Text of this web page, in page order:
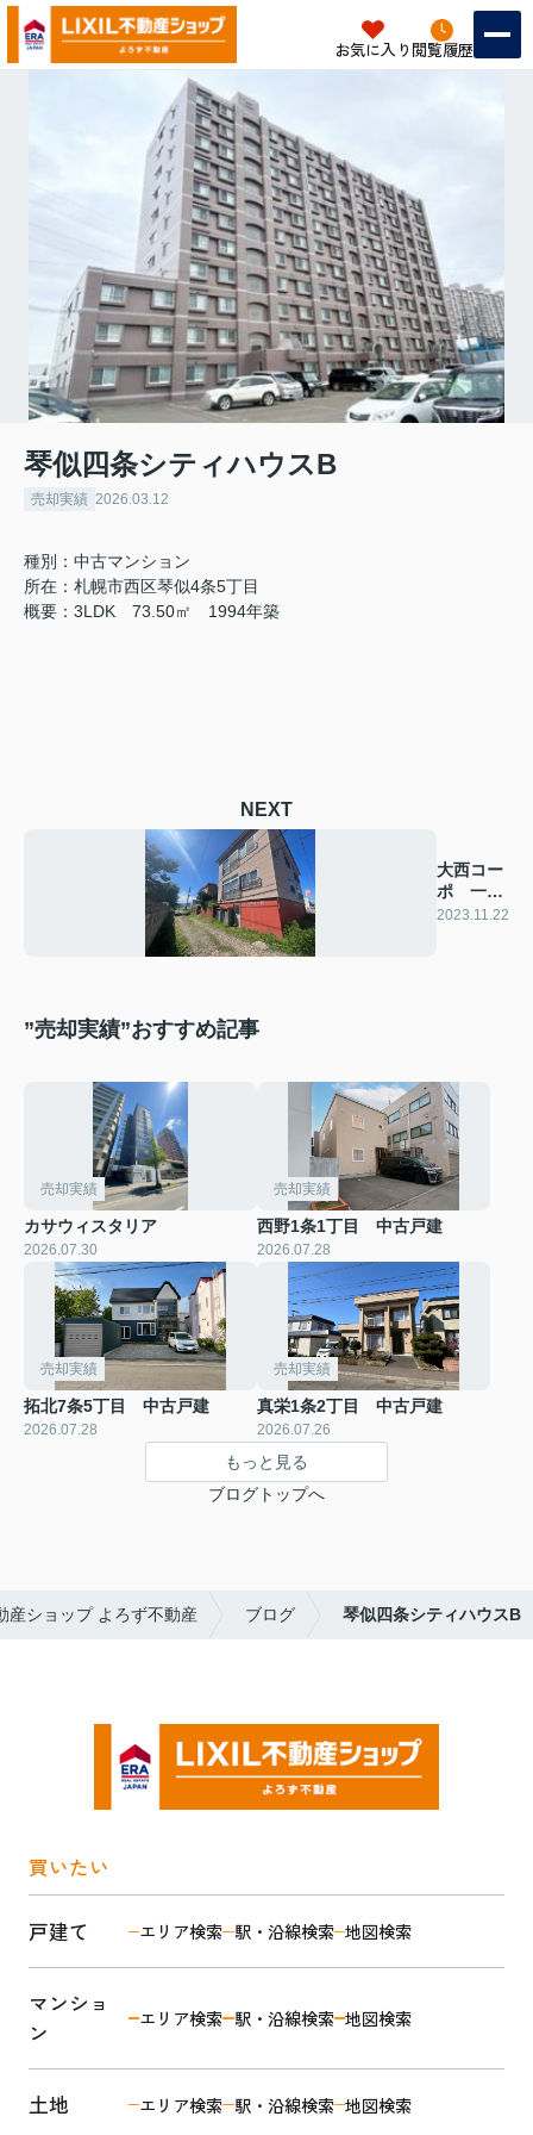
お気に入り 閲覧履歴
琴似四条シティハウスB
売却実績 2026.03.12
種別：中古マンション
所在：札幌市西区琴似4条5丁目
概要：3LDK 73.50㎡ 1994年築
NEXT
大西コー
ポ 一棟
アパート
2023.11.22
”売却実績”おすすめ記事
売却実績
カサウィスタリア
2026.07.30
売却実績
西野1条1丁目 中古戸建
2026.07.28
売却実績
拓北7条5丁目 中古戸建
2026.07.28
売却実績
真栄1条2丁目 中古戸建
2026.07.26
もっと見る
ブログトップへ
産ショップ よろず不動産 ブログ 琴似四条シティハウスB
買いたい
戸建て エリア検索 駅・沿線検索 地図検索
マンショ
ン
エリア検索 駅・沿線検索 地図検索
土地 エリア検索 駅・沿線検索 地図検索